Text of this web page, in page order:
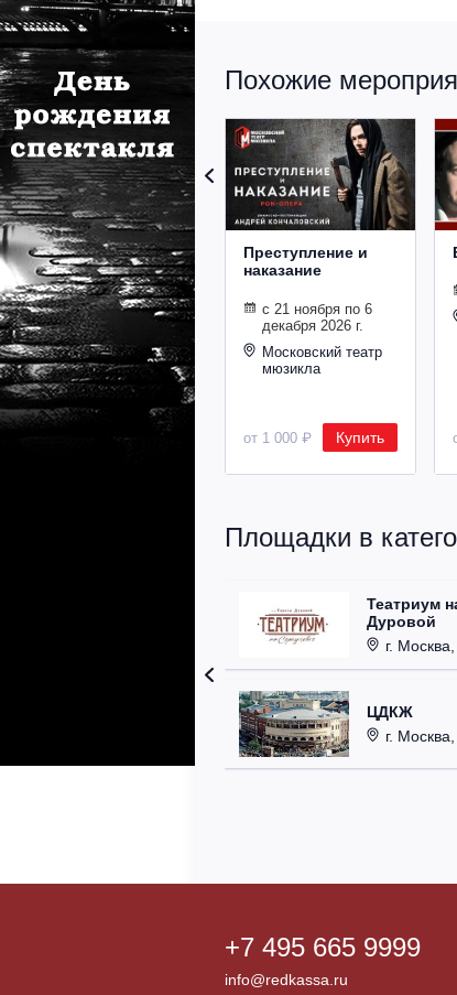
Похожие
Преступление и
наказание
с 21 ноября по 6
декабря 2026 г.
Московский театр
мюзикла
от 1 000 ₽ Купить
Площадки в
Театриум
Дуровой
г.
ЦДКЖ
г.
+7 495 665 9999
info@redkassa.ru